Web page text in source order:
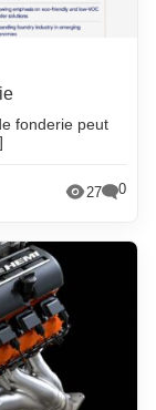
fonderie peut
27 0